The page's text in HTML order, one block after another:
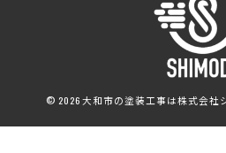
© 2026 大和市の塗装工事は株式会社シ